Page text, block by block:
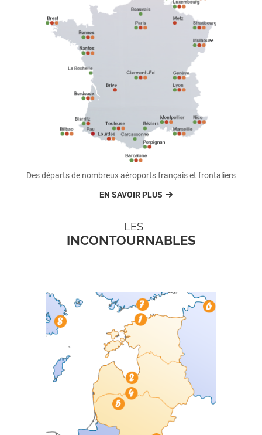
Des départs de nombreux aéroports français et frontaliers
EN SAVOIR PLUS
LES
INCONTOURNABLES